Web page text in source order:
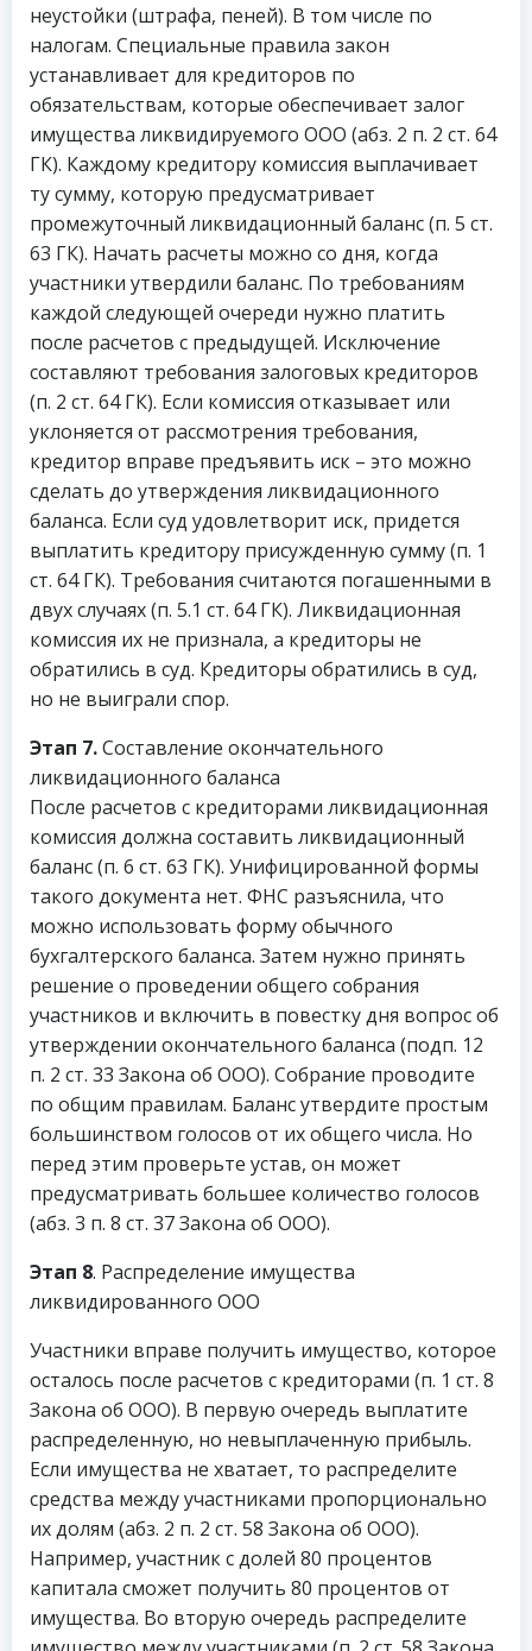
неустойки (штрафа, пеней). В том числе по
налогам. Специальные правила закон
устанавливает для кредиторов по
обязательствам, которые обеспечивает залог
имущества ликвидируемого ООО (абз. 2 п. 2 ст. 64
ГК). Каждому кредитору комиссия выплачивает
ту сумму, которую предусматривает
промежуточный ликвидационный баланс (п. 5 ст.
63 ГК). Начать расчеты можно со дня, когда
участники утвердили баланс. По требованиям
каждой следующей очереди нужно платить
после расчетов с предыдущей. Исключение
составляют требования залоговых кредиторов
(п. 2 ст. 64 ГК). Если комиссия отказывает или
уклоняется от рассмотрения требования,
кредитор вправе предъявить иск – это можно
сделать до утверждения ликвидационного
баланса. Если суд удовлетворит иск, придется
выплатить кредитору присужденную сумму (п. 1
ст. 64 ГК). Требования считаются погашенными в
двух случаях (п. 5.1 ст. 64 ГК). Ликвидационная
комиссия их не признала, а кредиторы не
обратились в суд. Кредиторы обратились в суд,
но не выиграли спор.
Этап 7.Составление окончательного
ликвидационного баланса
После расчетов с кредиторами ликвидационная
комиссия должна составить ликвидационный
баланс (п. 6 ст. 63 ГК). Унифицированной формы
такого документа нет. ФНС разъяснила, что
можно использовать форму обычного
бухгалтерского баланса. Затем нужно принять
решение о проведении общего собрания
участников и включить в повестку дня вопрос об
утверждении окончательного баланса (подп. 12
п. 2 ст. 33 Закона об ООО). Собрание проводите
по общим правилам. Баланс утвердите простым
большинством голосов от их общего числа. Но
перед этим проверьте устав, он может
предусматривать большее количество голосов
(абз. 3 п. 8 ст. 37 Закона об ООО).
Этап 8. Распределение имущества
ликвидированного ООО
Участники вправе получить имущество, которое
осталось после расчетов с кредиторами (п. 1 ст. 8
Закона об ООО). В первую очередь выплатите
распределенную, но невыплаченную прибыль.
Если имущества не хватает, то распределите
средства между участниками пропорционально
их долям (абз. 2 п. 2 ст. 58 Закона об ООО).
Например, участник с долей 80 процентов
капитала сможет получить 80 процентов от
имущества. Во вторую очередь распределите